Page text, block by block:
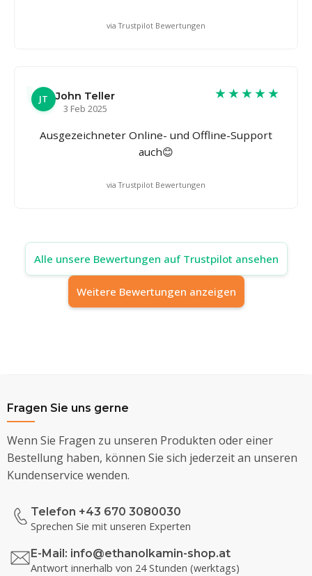
via Trustpilot Bewertungen
JT
John Teller
3 Feb 2025
★★★★★
Ausgezeichneter Online- und Offline-Support
auch😊
via Trustpilot Bewertungen
Alle unsere Bewertungen auf Trustpilot ansehen
Weitere Bewertungen anzeigen
Fragen Sie uns gerne
Wenn Sie Fragen zu unseren Produkten oder einer
Bestellung haben, können Sie sich jederzeit an unseren
Kundenservice wenden.
Telefon +43 670 3080030
Sprechen Sie mit unseren Experten
E-Mail: info@ethanolkamin-shop.at
Antwort innerhalb von 24 Stunden (werktags)